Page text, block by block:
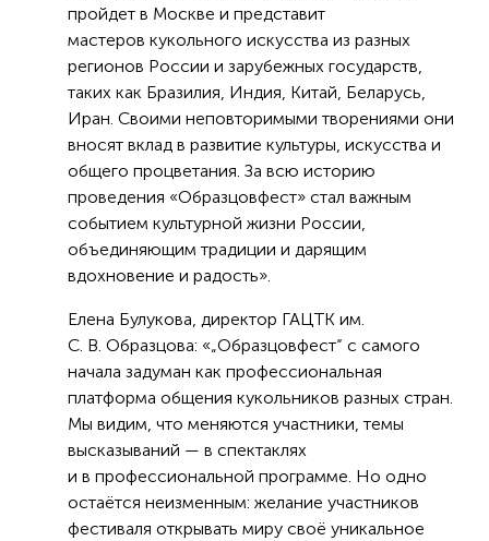
пройдет в Москве и представит
мастеров кукольного искусства из разных
регионов России и зарубежных государств,
таких как Бразилия, Индия, Китай, Беларусь,
Иран. Своими неповторимыми творениями они
вносят вклад в развитие культуры, искусства и
общего процветания. За всю историю
проведения «Образцовфест» стал важным
событием культурной жизни России,
объединяющим традиции и дарящим
вдохновение и радость».
Елена Булукова, директор ГАЦТК им.
С. В. Образцова: «„Образцовфест“ с самого
начала задуман как профессиональная
платформа общения кукольников разных стран.
Мы видим, что меняются участники, темы
высказываний — в спектаклях
и в профессиональной программе. Но одно
остаётся неизменным: желание участников
фестиваля открывать миру своё уникальное